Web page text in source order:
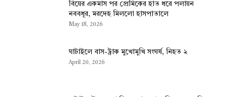
বিয়ের একমাস পর প্রেমিকের হাত ধরে পলায়ন
নববধূর, মরদেহ মিললো হাসপাতালে
May 18, 2026
ঘাটাইলে বাস-ট্রাক মুখোমুখি সংঘর্ষ, নিহত ২
April 20, 2026